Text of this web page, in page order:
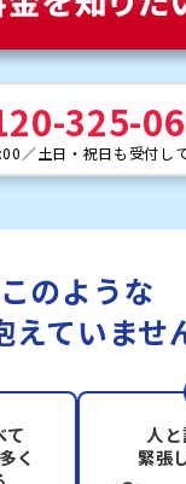
325-
／土日・祝日も受付し
このような
えていませ
て
く
人
緊張